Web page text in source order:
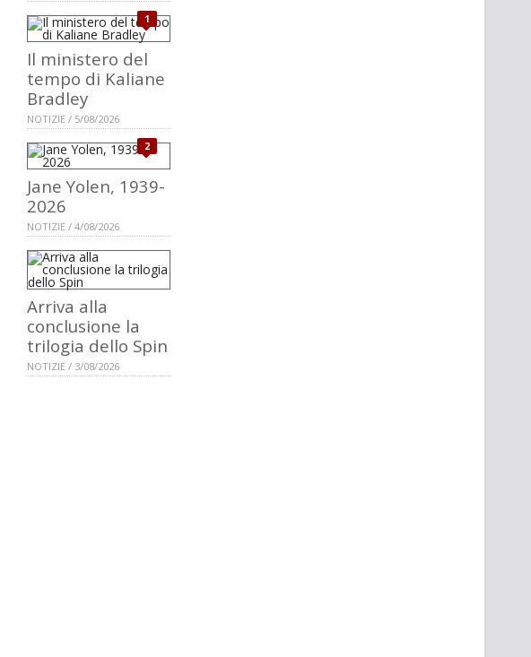
1
Il ministero del
tempo di Kaliane
Bradley
NOTIZIE / 5/08/2026
2
Jane Yolen, 1939-
2026
NOTIZIE / 4/08/2026
Arriva alla
conclusione la
trilogia dello Spin
NOTIZIE / 3/08/2026